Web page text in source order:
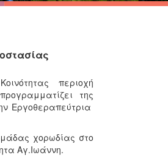
περιοχή
της
Εργοθεραπεύτρια
χορωδίας στο
Αγ.Ιωάννη.